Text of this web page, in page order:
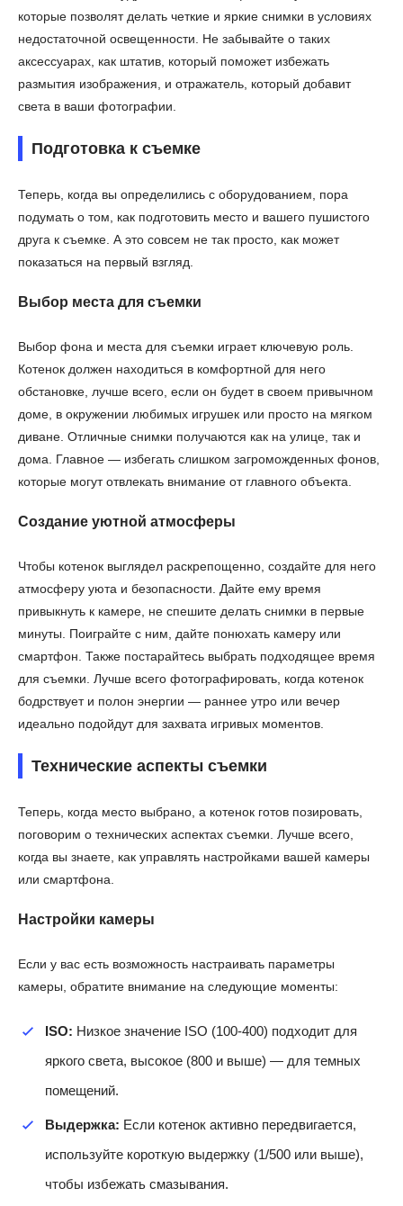
которые позволят делать четкие и яркие снимки в условиях
недостаточной освещенности. Не забывайте о таких
аксессуарах, как штатив, который поможет избежать
размытия изображения, и отражатель, который добавит
света в ваши фотографии.
Подготовка к съемке
Теперь, когда вы определились с оборудованием, пора
подумать о том, как подготовить место и вашего пушистого
друга к съемке. А это совсем не так просто, как может
показаться на первый взгляд.
Выбор места для съемки
Выбор фона и места для съемки играет ключевую роль.
Котенок должен находиться в комфортной для него
обстановке, лучше всего, если он будет в своем привычном
доме, в окружении любимых игрушек или просто на мягком
диване. Отличные снимки получаются как на улице, так и
дома. Главное — избегать слишком загроможденных фонов,
которые могут отвлекать внимание от главного объекта.
Создание уютной атмосферы
Чтобы котенок выглядел раскрепощенно, создайте для него
атмосферу уюта и безопасности. Дайте ему время
привыкнуть к камере, не спешите делать снимки в первые
минуты. Поиграйте с ним, дайте понюхать камеру или
смартфон. Также постарайтесь выбрать подходящее время
для съемки. Лучше всего фотографировать, когда котенок
бодрствует и полон энергии — раннее утро или вечер
идеально подойдут для захвата игривых моментов.
Технические аспекты съемки
Теперь, когда место выбрано, а котенок готов позировать,
поговорим о технических аспектах съемки. Лучше всего,
когда вы знаете, как управлять настройками вашей камеры
или смартфона.
Настройки камеры
Если у вас есть возможность настраивать параметры
камеры, обратите внимание на следующие моменты:
ISO: Низкое значение ISO (100-400) подходит для
яркого света, высокое (800 и выше) — для темных
помещений.
Выдержка: Если котенок активно передвигается,
используйте короткую выдержку (1/500 или выше),
чтобы избежать смазывания.